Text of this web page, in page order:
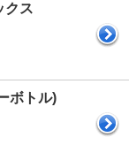
クス
ボトル)